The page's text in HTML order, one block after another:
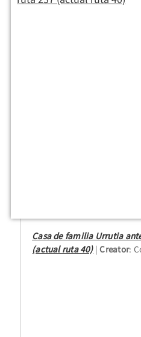
Casa de familia Urrutia
(actual ruta 40) Creator: